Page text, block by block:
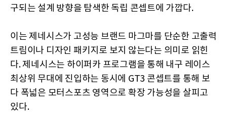
구되는 설계 방향을 탐색한 독립 콘셉트에 가깝다.
이는 제네시스가 고성능 브랜드 마그마를 단순한 고출력
트림이나 디자인 패키지로 보지 않는다는 의미로 읽힌
다. 제네시스는 하이퍼카 프로그램을 통해 내구 레이스
최상위 무대에 진입하는 동시에 GT3 콘셉트를 통해 보
다 폭넓은 모터스포츠 영역으로 확장 가능성을 살피고
있다.